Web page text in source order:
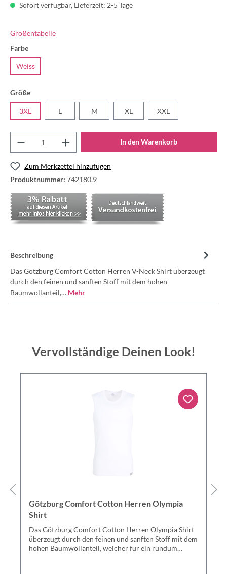
Sofort verfügbar, Lieferzeit: 2-5 Tage
Größentabelle
Farbe
Weiss
Größe
3XL L M XL XXL
In den Warenkorb
Zum Merkzettel hinzufügen
Produktnummer: 742180.9
Beschreibung
Das Götzburg Comfort Cotton Herren V-Neck Shirt überzeugt
durch den feinen und sanften Stoff mit dem hohen
Baumwollanteil,… Mehr
Vervollständige Deinen Look!
Götzburg Comfort Cotton Herren Olympia
Shirt
Das Götzburg Comfort Cotton Herren Olympia Shirt
überzeugt durch den feinen und sanften Stoff mit dem
hohen Baumwollanteil, welcher für ein rundum